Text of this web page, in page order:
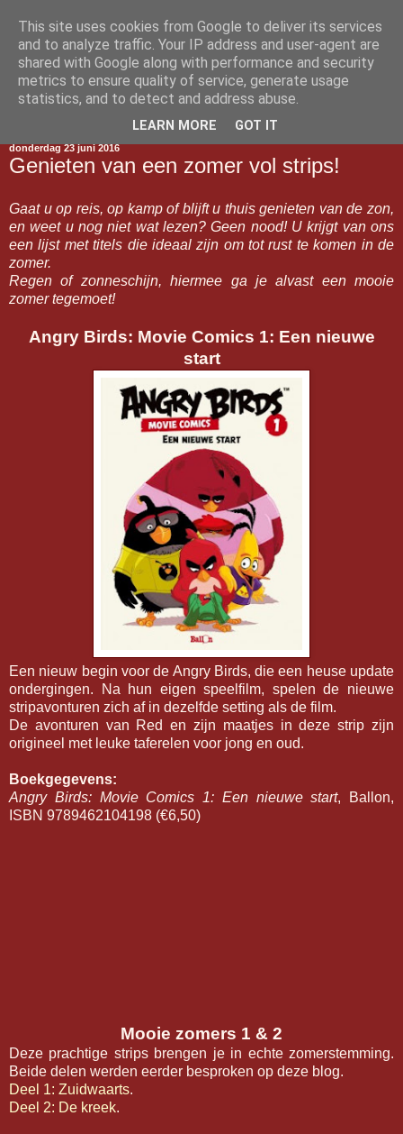
Gestript
donderdag 23 juni 2016
Genieten van een zomer vol strips!
Gaat u op reis, op kamp of blijft u thuis genieten van de zon,
en weet u nog niet wat lezen? Geen nood! U krijgt van ons
een lijst met titels die ideaal zijn om tot rust te komen in de
zomer.
Regen of zonneschijn, hiermee ga je alvast een mooie
zomer tegemoet!
Angry Birds: Movie Comics 1: Een nieuwe
start
Een nieuw begin voor de Angry Birds, die een heuse update
ondergingen. Na hun eigen speelfilm, spelen de nieuwe
stripavonturen zich af in dezelfde setting als de film.
De avonturen van Red en zijn maatjes in deze strip zijn
origineel met leuke taferelen voor jong en oud.
Boekgegevens:
Angry Birds: Movie Comics 1: Een nieuwe start, Ballon,
ISBN 9789462104198 (€6,50)
Mooie zomers 1 & 2
Deze prachtige strips brengen je in echte zomerstemming.
Beide delen werden eerder besproken op deze blog.
Deel 1: Zuidwaarts.
Deel 2: De kreek.
This site uses cookies from Google to deliver its services
and to analyze traffic. Your IP address and user-agent are
shared with Google along with performance and security
metrics to ensure quality of service, generate usage
statistics, and to detect and address abuse.
LEARN MORE GOT IT